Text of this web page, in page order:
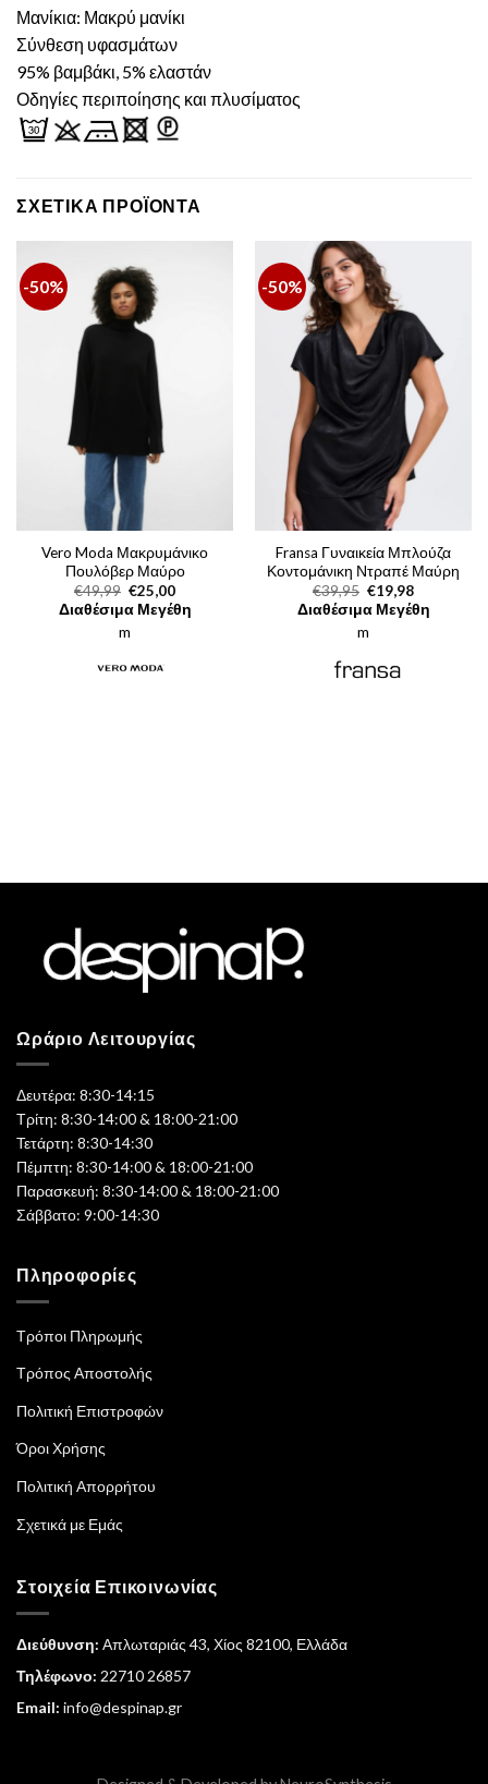
Μανίκια: Μακρύ μανίκι
Σύνθεση υφασμάτων
95% βαμβάκι, 5% ελαστάν
Οδηγίες περιποίησης και πλυσίματος
ΣΧΕΤΙΚΆ ΠΡΟΪΌΝΤΑ
-50%
Vero Moda Μακρυμάνικο
Πουλόβερ Μαύρο
€49,99 Original
price
was:
€49,99.
€25,00Η
τρέχουσα
τιμή
Διαθέσιμα Μεγέθη
m
-50%
Fransa Γυναικεία Μπλούζα
Κοντομάνικη Ντραπέ Μαύρη
€39,95 Original
price
was:
€39,95.
€19,98Η
τρέχουσα
τιμή
Διαθέσιμα Μεγέθη
m
Ωράριο Λειτουργίας
Δευτέρα: 8:30-14:15
Τρίτη: 8:30-14:00 & 18:00-21:00
Τετάρτη: 8:30-14:30
Πέμπτη: 8:30-14:00 & 18:00-21:00
Παρασκευή: 8:30-14:00 & 18:00-21:00
Σάββατο: 9:00-14:30
Πληροφορίες
Τρόποι Πληρωμής
Τρόπος Αποστολής
Πολιτική Επιστροφών
Όροι Χρήσης
Πολιτική Απορρήτου
Σχετικά με Εμάς
Στοιχεία Επικοινωνίας
Διεύθυνση: Απλωταριάς 43, Χίος 82100, Ελλάδα
Τηλέφωνο: 22710 26857
Email: info@despinap.gr